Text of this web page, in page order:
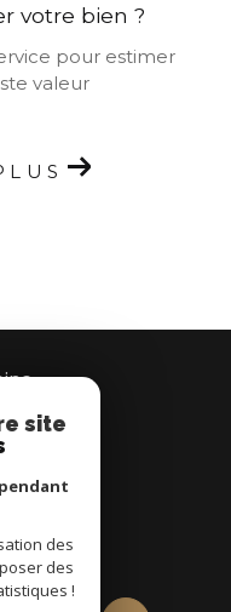
votre bien ?
pour estimer
valeur
00
sur
site
des
des
!